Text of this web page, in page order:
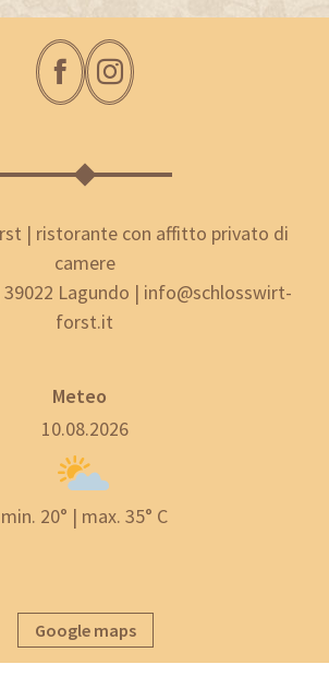
| ristorante con affitto privato di
camere
39022 Lagundo | info@schlosswirt-
forst.it
Meteo
10.08.2026
min. 20° | max. 35° C
Google maps